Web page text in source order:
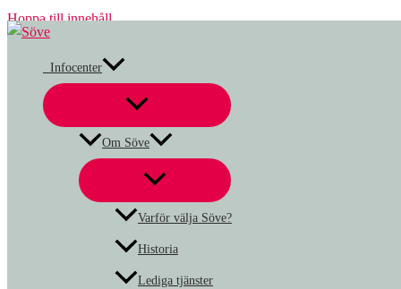
Hoppa till innehåll
Infocenter
Om Söve
Varför välja Söve?
Historia
Lediga tjänster